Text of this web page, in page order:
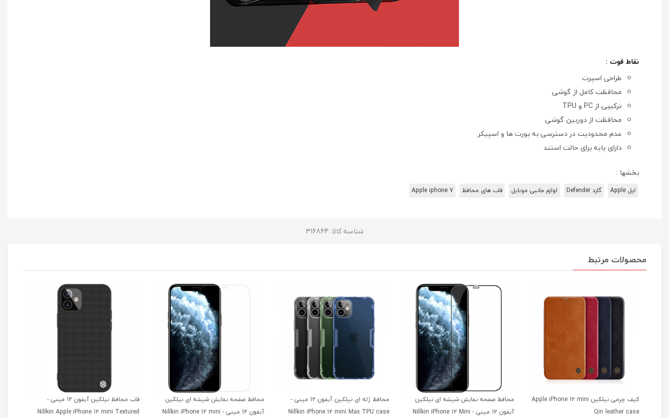
نقاط قوت :
طراحی اسپرت
محافظت کامل از گوشی
ترکیبی از PC و TPU
محافظت از دوربین گوشی
عدم محدودیت در دسترسی به پورت ها و اسپیکر
دارای پایه برای حالت استند
بخشها :
اپل Apple گارد Defender لوازم جانبی موبایل قاب های محافظ Apple iphone 7
شناسه کالا: 316864
محصولات مرتبط
کیف چرمی نیلکین Apple iPhone 12 mini
Qin leather case
محافظ صفحه نمایش شیشه‌ ای نیلکین
آیفون 12 مینی - Nillkin iPhone 12 Mini
محافظ ژله ای نیلکین آیفون 12 مینی -
Nillkin iPhone 12 mini Max TPU case
محافظ صفحه نمایش شیشه ای نیلکین
آیفون 12 مینی - Nillkin iPhone 12 mini
قاب محافظ نیلکین آیفون 12 مینی -
Nillkin Apple iPhone 12 mini Textured